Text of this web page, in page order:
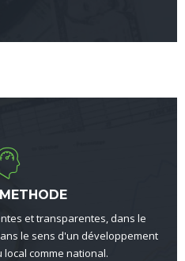
et transparentes, dans le
le sens d'un développement
comme national.